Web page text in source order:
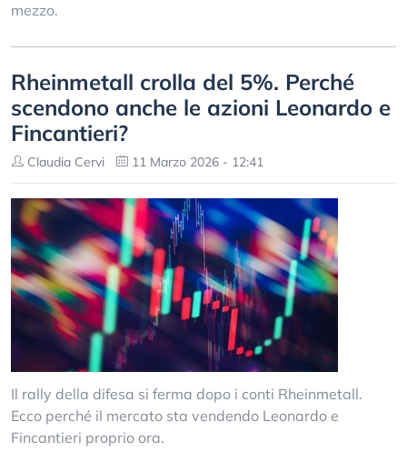
mezzo.
Rheinmetall crolla del 5%. Perché
scendono anche le azioni Leonardo e
Fincantieri?
Claudia Cervi 11 Marzo 2026 - 12:41
Il rally della difesa si ferma dopo i conti Rheinmetall.
Ecco perché il mercato sta vendendo Leonardo e
Fincantieri proprio ora.